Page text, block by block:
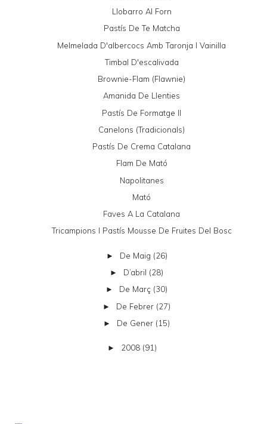
Llobarro Al Forn
Pastís De Te Matcha
Melmelada D'albercocs Amb Taronja I Vainilla
Timbal D'escalivada
Brownie-Flam (Flawnie)
Amanida De Llenties
Pastís De Formatge II
Canelons (tradicionals)
Pastís De Crema Catalana
Flam De Mató
Napolitanes
Mató
Faves A La Catalana
Tricampions I Pastís Mousse De Fruites Del Bosc
► De Maig (26)
► D’abril (28)
► De Març (30)
► De Febrer (27)
► De Gener (15)
► 2008 (91)